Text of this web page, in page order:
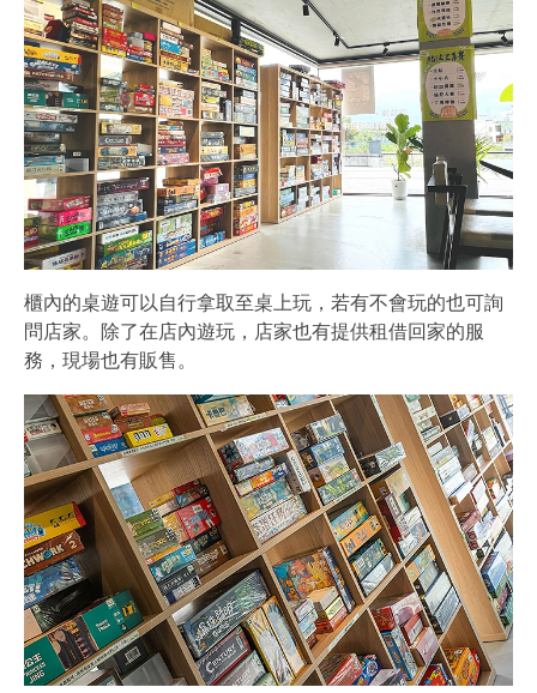
櫃內的桌遊可以自行拿取至桌上玩，若有不會玩的也可詢
問店家。除了在店內遊玩，店家也有提供租借回家的服
務，現場也有販售。